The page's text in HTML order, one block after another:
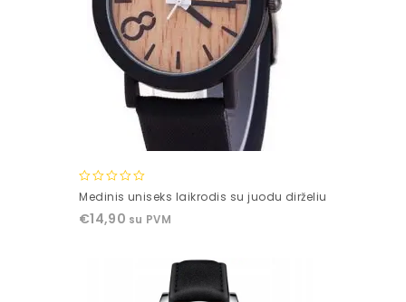
0
of
Medinis uniseks laikrodis su juodu dirželiu
€14,90 su PVM